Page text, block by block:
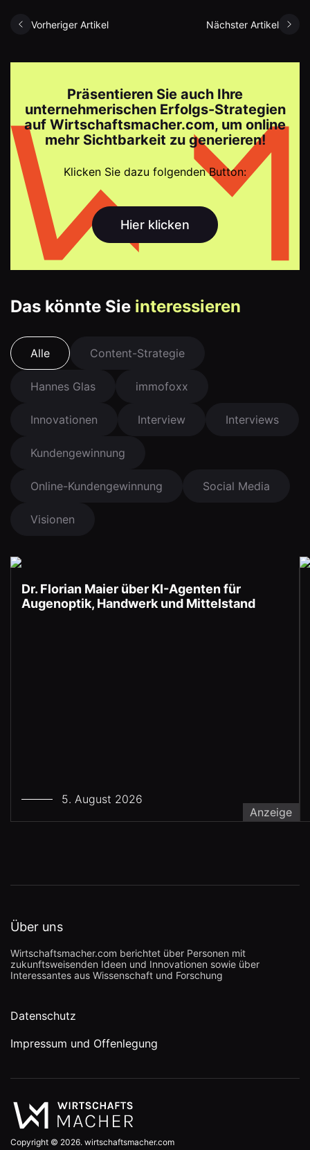
Vorheriger Artikel Nächster Artikel
Präsentieren Sie auch Ihre
unternehmerischen Erfolgs-Strategien
auf Wirtschaftsmacher.com, um online
mehr Sichtbarkeit zu generieren!
Klicken Sie dazu folgenden Button:
Hier klicken
Das könnte Sie interessieren
Alle Content-Strategie
Hannes Glas immofoxx
Innovationen Interview Interviews
Kundengewinnung
Online-Kundengewinnung Social Media
Visionen
Dr. Florian Maier über KI-Agenten für
Augenoptik, Handwerk und Mittelstand
5. August 2026
Anzeige
Über uns
Wirtschaftsmacher.com berichtet über Personen mit
zukunftsweisenden Ideen und Innovationen sowie über
Interessantes aus Wissenschaft und Forschung
Datenschutz
Impressum und Offenlegung
Copyright © 2026. wirtschaftsmacher.com